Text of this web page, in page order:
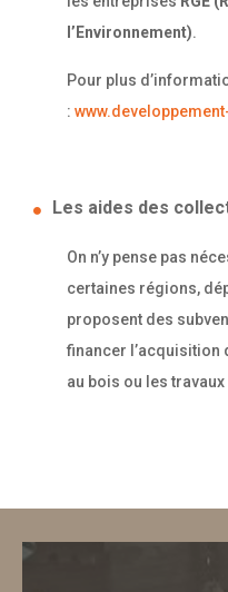
l’Environnement).
Pour plus
:
Les aides des
On n’y pense pas
certaines régions,
proposent des
financer l’acquisition
au bois ou les travaux